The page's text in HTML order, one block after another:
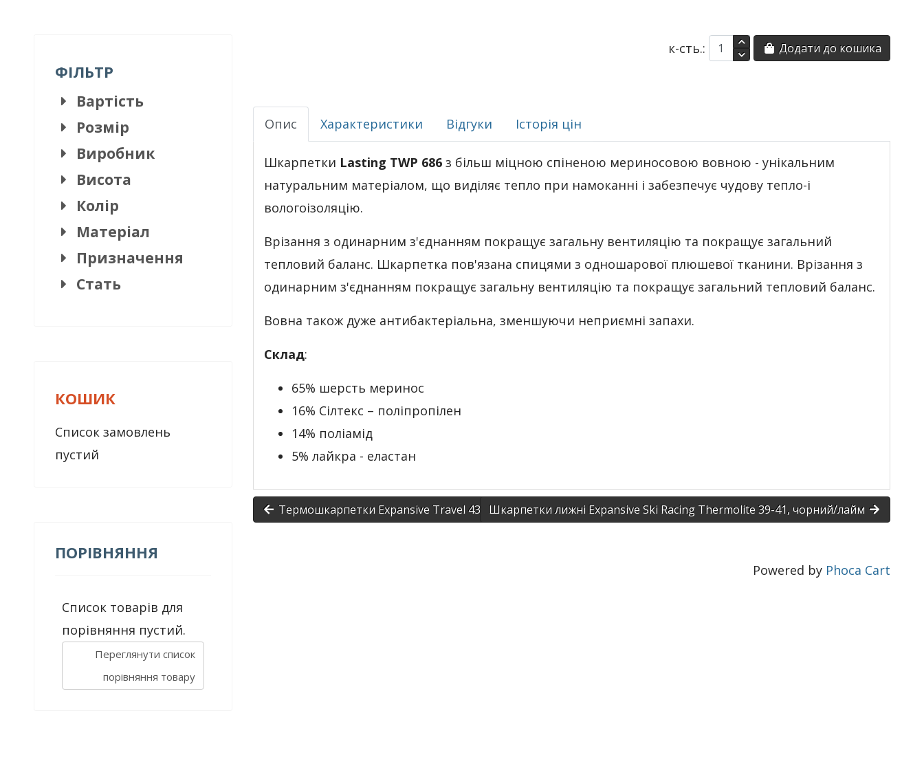
ФІЛЬТР
Вартість
Розмір
Виробник
Висота
Колір
Матеріал
Призначення
Стать
КОШИК
Список замовлень
пустий
ПОРІВНЯННЯ
Список товарів для
порівняння пустий.
Переглянути список
порівняння товару
к-сть.: Додати до кошика
Опис Характеристики Відгуки Історія цін
Шкарпетки Lasting TWP 686з більш міцною спіненою мериносовою вовною - унікальним
натуральним матеріалом, що виділяє тепло при намоканні і забезпечує чудову тепло-і
вологоізоляцію.
Врізання з одинарним з'єднанням покращує загальну вентиляцію та покращує загальний
тепловий баланс. Шкарпетка пов'язана спицями з одношарової плюшевої тканини. Врізання з
одинарним з'єднанням покращує загальну вентиляцію та покращує загальний тепловий баланс.
Вовна також дуже антибактеріальна, зменшуючи неприємні запахи.
Склад:
65% шерсть меринос
16% Сілтекс – поліпропілен
14% поліамід
5% лайкра - еластан
Термошкарпетки Expansive Travel 43-46, сіриШкарпетки лижні Expansive Ski Racing Thermolite 39-41, чорний/лайм
Powered by Phoca Cart